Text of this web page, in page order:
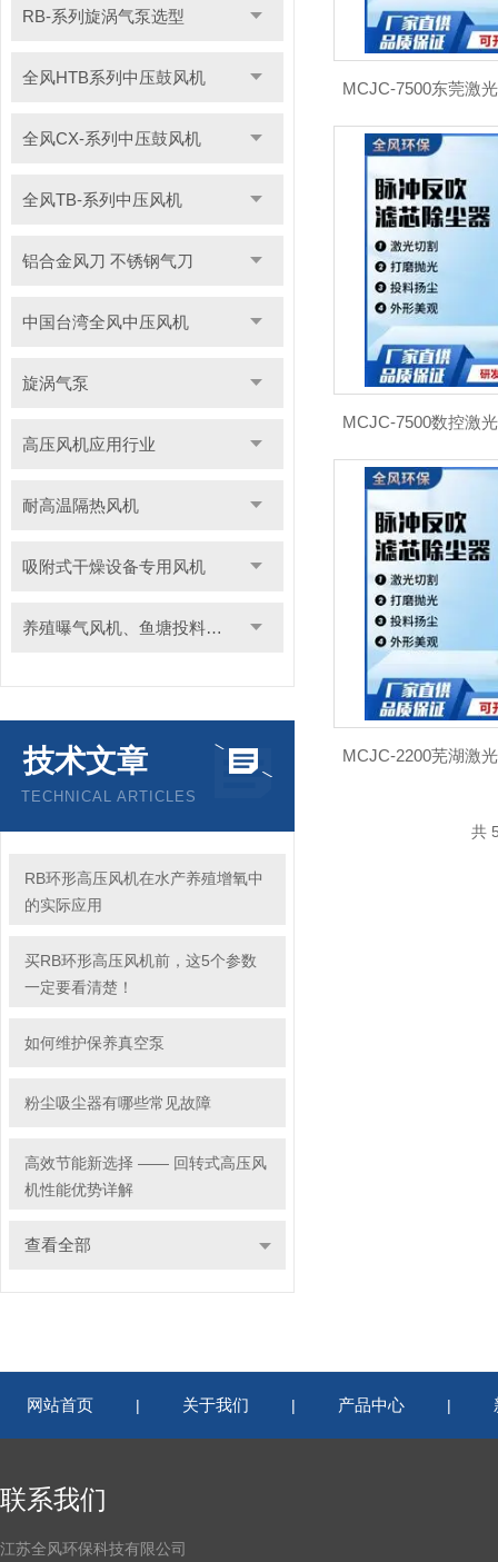
RB-系列旋涡气泵选型
全风HTB系列中压鼓风机
全风CX-系列中压鼓风机
全风TB-系列中压风机
铝合金风刀 不锈钢气刀
中国台湾全风中压风机
旋涡气泵
高压风机应用行业
耐高温隔热风机
吸附式干燥设备专用风机
养殖曝气风机、鱼塘投料用风机
技术文章
TECHNICAL ARTICLES
RB环形高压风机在水产养殖增氧中
的实际应用
买RB环形高压风机前，这5个参数
一定要看清楚！
如何维护保养真空泵
粉尘吸尘器有哪些常见故障
高效节能新选择 —— 回转式高压风
机性能优势详解
查看全部
MCJC-7500东莞激
MCJC-7500数控激
MCJC-2200芜湖激
共
网站首页 | 关于我们 | 产品中心 |
联系我们
江苏全风环保科技有限公司